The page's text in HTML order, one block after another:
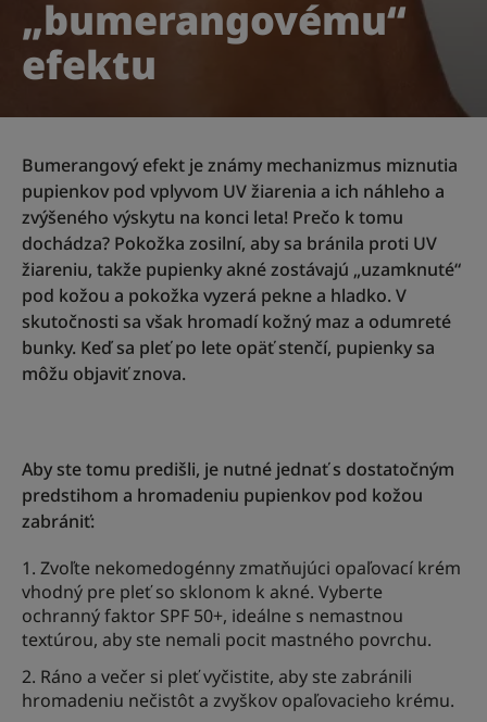
„bumerangovému“
efektu
Bumerangový efekt je známy mechanizmus miznutia
pupienkov pod vplyvom UV žiarenia a ich náhleho a
zvýšeného výskytu na konci leta! Prečo k tomu
dochádza? Pokožka zosilní, aby sa bránila proti UV
žiareniu, takže pupienky akné zostávajú „uzamknuté“
pod kožou a pokožka vyzerá pekne a hladko. V
skutočnosti sa však hromadí kožný maz a odumreté
bunky. Keď sa pleť po lete opäť stenčí, pupienky sa
môžu objaviť znova.
Aby ste tomu predišli, je nutné jednať s dostatočným
predstihom a hromadeniu pupienkov pod kožou
zabrániť:
Zvoľte nekomedogénny zmatňujúci opaľovací krém
vhodný pre pleť so sklonom k akné. Vyberte
ochranný faktor SPF 50+, ideálne s nemastnou
textúrou, aby ste nemali pocit mastného povrchu.
Ráno a večer si pleť vyčistite, aby ste zabránili
hromadeniu nečistôt a zvyškov opaľovacieho krému.